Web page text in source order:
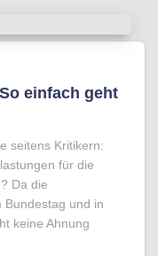
einfach geht
seitens Kritikern:
für die
Da die
Bundestag und in
keine Ahnung